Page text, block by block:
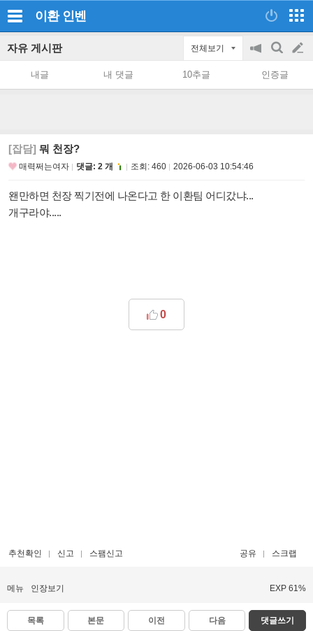
이환 인벤
자유 게시판 전체보기
공
on/off
검
색
글
쓰
내글 내 댓글 10추글 인증글
[잡담] 뭐 천장?
매력쩌는여자 댓글: 2 개 조회: 460 2026-06-03 10:54:46
왠만하면 천장 찍기전에 나온다고 한 이환팀 어디갔냐...
개구라야.....
0
추천확인 신고 스팸신고 공유 스크랩
메뉴 인장보기 EXP 61%
목록 본문 이전 다음 댓글쓰기